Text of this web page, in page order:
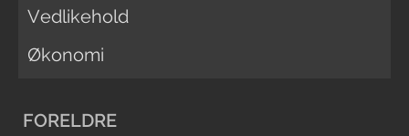
Vedlikehold
Økonomi
FORELDRE